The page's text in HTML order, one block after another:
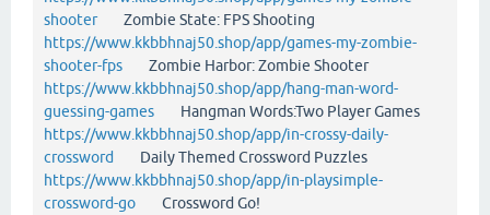
shooterZombie State: FPS Shooting
https://www.kkbbhnaj50.shop/app/games-my-zombie-
shooter-fps Zombie Harbor: Zombie Shooter
https://www.kkbbhnaj50.shop/app/hang-man-word-
guessing-games Hangman Words:Two Player Games
https://www.kkbbhnaj50.shop/app/in-crossy-daily-
crossword
Daily Themed Crossword Puzzles
https://www.kkbbhnaj50.shop/app/in-playsimple-
crossword-go Crossword Go!